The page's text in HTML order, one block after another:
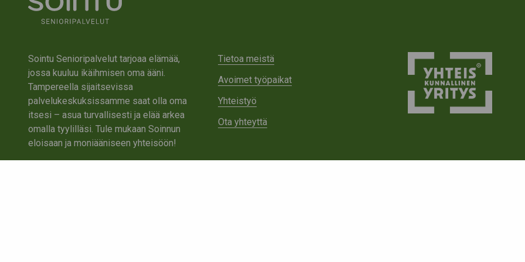
Sointu Senioripalvelut tarjoaa elämää,
jossa kuuluu ikäihmisen oma ääni.
Tampereella sijaitsevissa
palvelukeskuksissamme saat olla oma
itsesi – asua turvallisesti ja elää arkea
omalla tyylilläsi. Tule mukaan Soinnun
eloisaan ja moniääniseen yhteisöön!
Tutustu Sointuun
Tietoa meistä
Avoimet työpaikat
Yhteistyö
Ota yhteyttä